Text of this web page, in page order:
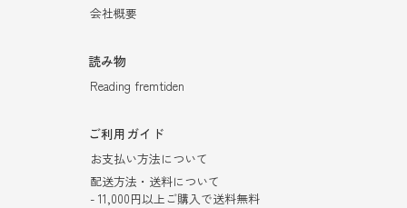
会社概要
読み物
Reading fremtiden
ご利用ガイド
お支払い方法について
配送方法・送料について
- 11,000円以上ご購入で送料無料